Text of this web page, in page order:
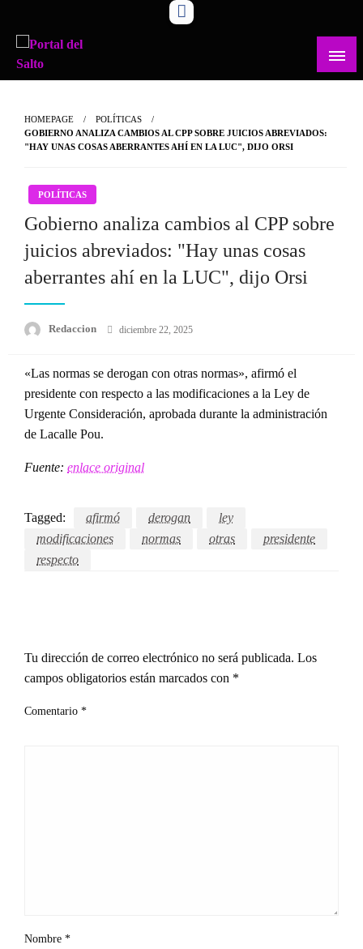
content
Noticias del norte del país.
HOMEPAGE
POLÍTICAS
GOBIERNO ANALIZA CAMBIOS AL CPP SOBRE JUICIOS ABREVIADOS:
"HAY UNAS COSAS ABERRANTES AHÍ EN LA LUC", DIJO ORSI
POLÍTICAS
Gobierno analiza cambios al CPP sobre
juicios abreviados: "Hay unas cosas
aberrantes ahí en la LUC", dijo Orsi
Redaccion
Posted
diciembre 22, 2025
«Las normas se derogan con otras normas», afirmó el
presidente con respecto a las modificaciones a la Ley de
Urgente Consideración, aprobada durante la administración
de Lacalle Pou.
Fuente: enlace original
Tagged: afirmó derogan
ley
modificaciones
normas otras
presidente
respecto
Tu dirección de correo electrónico no será publicada. Los
campos obligatorios están marcados con *
Comentario *
Nombre *